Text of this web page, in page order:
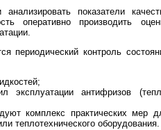
показатели
оперативно производить
периодический контроль
эксплуатации антифризов
комплекс практических мер
теплотехнического оборудования.